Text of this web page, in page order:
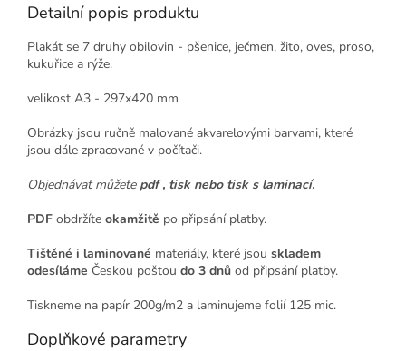
Detailní popis produktu
Plakát se 7 druhy obilovin - pšenice, ječmen, žito, oves, proso,
kukuřice a rýže.
velikost A3 - 297x420 mm
Obrázky jsou ručně malované akvarelovými barvami, které
jsou dále zpracované v počítači.
Objednávat můžete pdf , tisk nebo tisk s laminací.
PDF obdržíte okamžitě po připsání platby.
Tištěné i laminované materiály, které jsou skladem
odesíláme Českou poštou do 3 dnů od připsání platby.
Tiskneme na papír 200g/m2 a laminujeme folií 125 mic.
Doplňkové parametry